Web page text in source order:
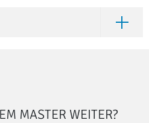
Öffne
MASTER WEITER?